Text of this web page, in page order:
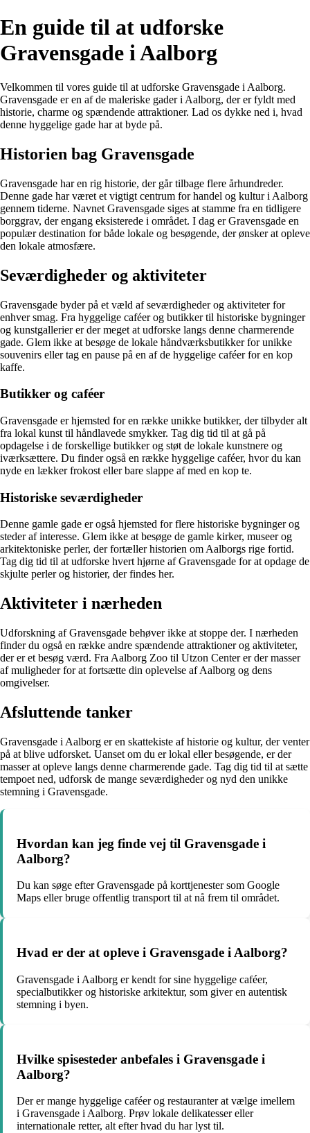
En guide til at udforske
Gravensgade i Aalborg
Velkommen til vores guide til at udforske Gravensgade i Aalborg.
Gravensgade er en af de maleriske gader i Aalborg, der er fyldt med
historie, charme og spændende attraktioner. Lad os dykke ned i, hvad
denne hyggelige gade har at byde på.
Historien bag Gravensgade
Gravensgade har en rig historie, der går tilbage flere århundreder.
Denne gade har været et vigtigt centrum for handel og kultur i Aalborg
gennem tiderne. Navnet Gravensgade siges at stamme fra en tidligere
borggrav, der engang eksisterede i området. I dag er Gravensgade en
populær destination for både lokale og besøgende, der ønsker at opleve
den lokale atmosfære.
Seværdigheder og aktiviteter
Gravensgade byder på et væld af seværdigheder og aktiviteter for
enhver smag. Fra hyggelige caféer og butikker til historiske bygninger
og kunstgallerier er der meget at udforske langs denne charmerende
gade. Glem ikke at besøge de lokale håndværksbutikker for unikke
souvenirs eller tag en pause på en af de hyggelige caféer for en kop
kaffe.
Butikker og caféer
Gravensgade er hjemsted for en række unikke butikker, der tilbyder alt
fra lokal kunst til håndlavede smykker. Tag dig tid til at gå på
opdagelse i de forskellige butikker og støt de lokale kunstnere og
iværksættere. Du finder også en række hyggelige caféer, hvor du kan
nyde en lækker frokost eller bare slappe af med en kop te.
Historiske seværdigheder
Denne gamle gade er også hjemsted for flere historiske bygninger og
steder af interesse. Glem ikke at besøge de gamle kirker, museer og
arkitektoniske perler, der fortæller historien om Aalborgs rige fortid.
Tag dig tid til at udforske hvert hjørne af Gravensgade for at opdage de
skjulte perler og historier, der findes her.
Aktiviteter i nærheden
Udforskning af Gravensgade behøver ikke at stoppe der. I nærheden
finder du også en række andre spændende attraktioner og aktiviteter,
der er et besøg værd. Fra Aalborg Zoo til Utzon Center er der masser
af muligheder for at fortsætte din oplevelse af Aalborg og dens
omgivelser.
Afsluttende tanker
Gravensgade i Aalborg er en skattekiste af historie og kultur, der venter
på at blive udforsket. Uanset om du er lokal eller besøgende, er der
masser at opleve langs denne charmerende gade. Tag dig tid til at sætte
tempoet ned, udforsk de mange seværdigheder og nyd den unikke
stemning i Gravensgade.
Hvordan kan jeg finde vej til Gravensgade i
Aalborg?
Du kan søge efter Gravensgade på korttjenester som Google
Maps eller bruge offentlig transport til at nå frem til området.
Hvad er der at opleve i Gravensgade i Aalborg?
Gravensgade i Aalborg er kendt for sine hyggelige caféer,
specialbutikker og historiske arkitektur, som giver en autentisk
stemning i byen.
Hvilke spisesteder anbefales i Gravensgade i
Aalborg?
Der er mange hyggelige caféer og restauranter at vælge imellem
i Gravensgade i Aalborg. Prøv lokale delikatesser eller
internationale retter, alt efter hvad du har lyst til.